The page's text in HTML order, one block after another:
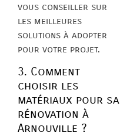
vous conseiller sur
les meilleures
solutions à adopter
pour votre projet.
3. Comment
choisir les
matériaux pour sa
rénovation à
Arnouville ?